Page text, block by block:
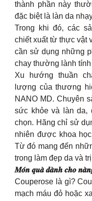
thành phần này
đặc biệt là làn da
Trong khi đó, các
chiết xuất từ thực vật
cần sử dụng những
chay thường lành
Xu hướng thuần
lượng của thương
NANO MD. Chuyên
sức khỏe và làn da,
chọn. Hãng chỉ sử
nhiên được khoa
Từ đó mang đến
trong làm đẹp da và
𝑴𝒐́𝒏 𝒒𝒖𝒂̀ 𝒅𝒂̀𝒏𝒉 𝒄𝒉𝒐
Couperose là gì?
mạch máu đỏ hoặc